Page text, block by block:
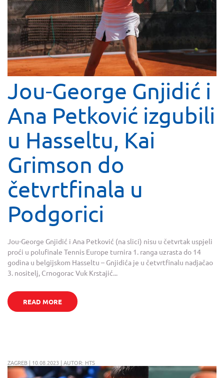
Jou-George Gnjidić i
Ana Petković izgubili
u Hasseltu, Kai
Grimson do
četvrtfinala u
Podgorici
Jou-George Gnjidić i Ana Petković (na slici) nisu u četvrtak uspjeli
proći u polufinale Tennis Europe turnira 1. ranga uzrasta do 14
godina u belgijskom Hasseltu – Gnjidića je u četvrtfinalu nadjačao
3. nositelj, Crnogorac Vuk Krstajić...
READ MORE
ZAGREB | 10.08.2023 | AUTOR: HTS